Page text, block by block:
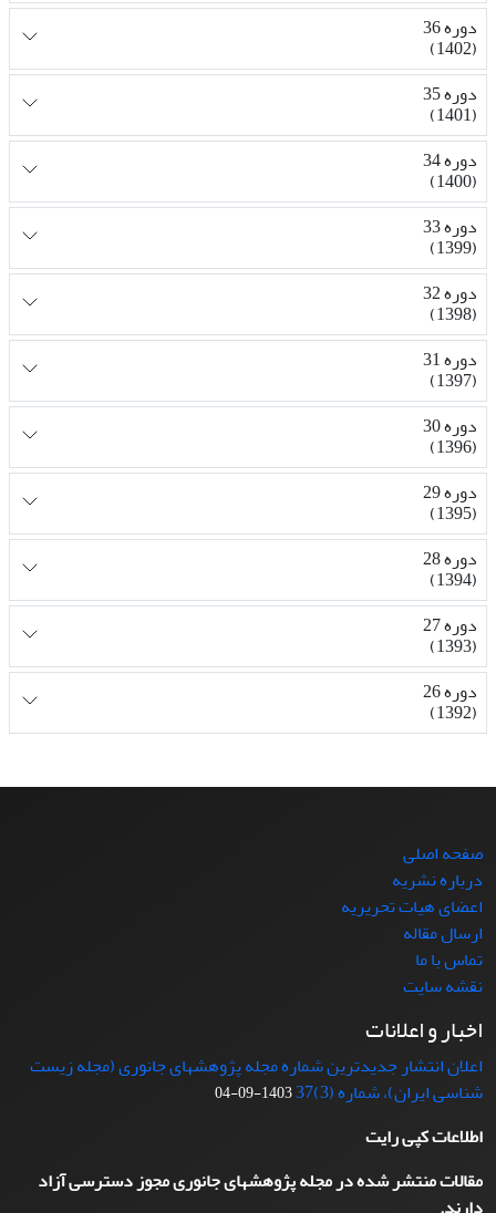
دوره 36
(1402)
دوره 35
(1401)
دوره 34
(1400)
دوره 33
(1399)
دوره 32
(1398)
دوره 31
(1397)
دوره 30
(1396)
دوره 29
(1395)
دوره 28
(1394)
دوره 27
(1393)
دوره 26
(1392)
صفحه اصلی
درباره نشریه
اعضای هیات تحریریه
ارسال مقاله
تماس با ما
نقشه سایت
اخبار و اعلانات
اعلان انتشار جدیدترین شماره مجله پژوهشهای جانوری (مجله زیست
شناسی ایران)، شماره (3)37
1403-09-04
اطلاعات کپی رایت
مقالات منتشر شده در مجله پژوهشهای جانوری مجوز دسترسی آزاد